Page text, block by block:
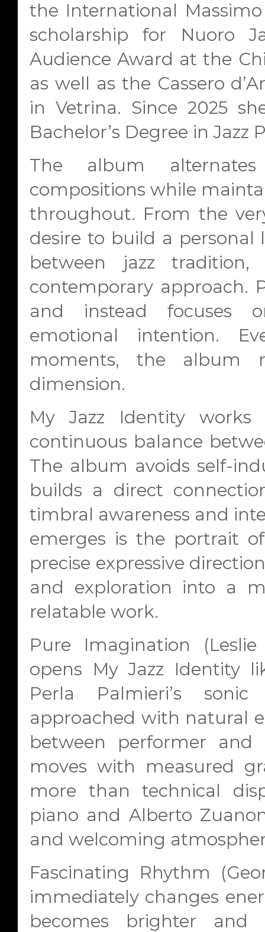
the International
scholarship for Nuoro
Audience Award at the
as well as the Cassero
in Vetrina. Since 2025
Bachelor’s Degree in Jazz
The album
compositions while
throughout. From the
desire to build a
between jazz
contemporary approach.
and instead focuses
emotional intention.
moments, the album
dimension.
My Jazz Identity
continuous balance
The album avoids self-
builds a direct
timbral awareness and
emerges is the portrait
precise expressive
and exploration into a
relatable work.
Pure Imagination
opens My Jazz Identity
Perla Palmieri’s
approached with natural
between performer and
moves with measured
more than technical
piano and Alberto
and welcoming
Fascinating Rhythm
immediately changes
becomes brighter and